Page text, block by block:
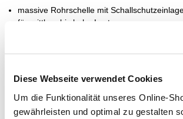
Diese Webseite verwendet Cookies
Um die Funktionalität unseres Online-
gewährleisten und optimal zu gestalten
massive Rohrschelle mit
für mittlere bis hohe Lasten
Lieferung nach Hause
Verfügbarkeit online: Auf Lager